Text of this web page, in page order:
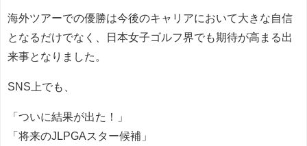
海外ツアーでの優勝は今後のキャリアにおいて大きな自信
となるだけでなく、日本女子ゴルフ界でも期待が高まる出
来事となりました。
SNS上でも、
「ついに結果が出た！」
「将来のJLPGAスター候補」